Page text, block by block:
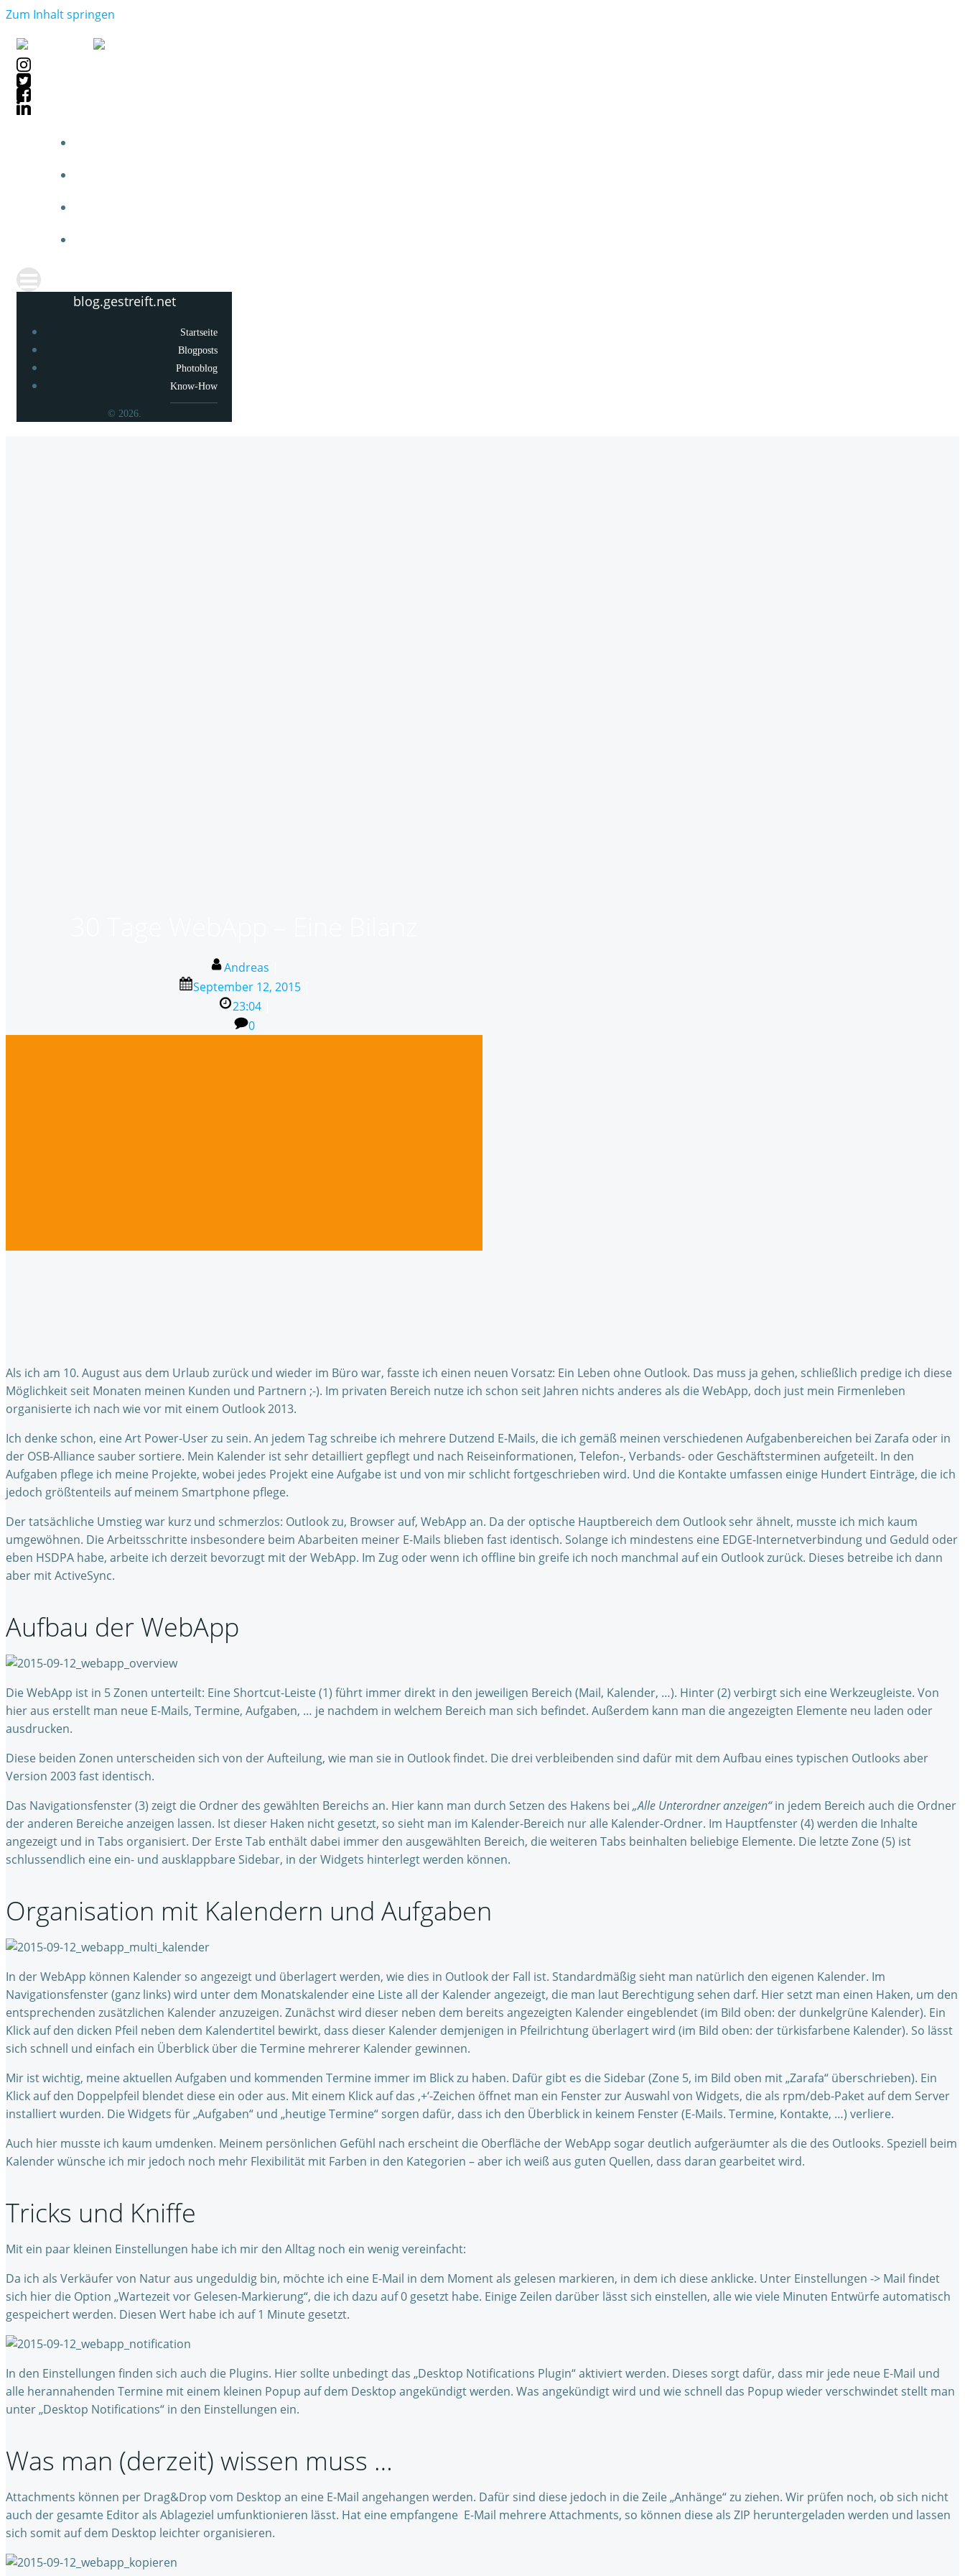
Zum Inhalt springen
blog.gestreift.net
Startseite
Blogposts
Photoblog
Know-How
© 2026.
Andreas
September 12, 2015
23:04
0
Als ich am 10. August aus dem Urlaub zurück und wieder im Büro war, fasste ich einen neuen Vorsatz: Ein Leben ohne Outlook. Das muss ja gehen, schließlich predige ich diese
Möglichkeit seit Monaten meinen Kunden und Partnern ;-). Im privaten Bereich nutze ich schon seit Jahren nichts anderes als die WebApp, doch just mein Firmenleben
organisierte ich nach wie vor mit einem Outlook 2013.
Ich denke schon, eine Art Power-User zu sein. An jedem Tag schreibe ich mehrere Dutzend E-Mails, die ich gemäß meinen verschiedenen Aufgabenbereichen bei Zarafa oder in
der OSB-Alliance sauber sortiere. Mein Kalender ist sehr detailliert gepflegt und nach Reiseinformationen, Telefon-, Verbands- oder Geschäftsterminen aufgeteilt. In den
Aufgaben pflege ich meine Projekte, wobei jedes Projekt eine Aufgabe ist und von mir schlicht fortgeschrieben wird. Und die Kontakte umfassen einige Hundert Einträge, die ich
jedoch größtenteils auf meinem Smartphone pflege.
Der tatsächliche Umstieg war kurz und schmerzlos: Outlook zu, Browser auf, WebApp an. Da der optische Hauptbereich dem Outlook sehr ähnelt, musste ich mich kaum
umgewöhnen. Die Arbeitsschritte insbesondere beim Abarbeiten meiner E-Mails blieben fast identisch. Solange ich mindestens eine EDGE-Internetverbindung und Geduld oder
eben HSDPA habe, arbeite ich derzeit bevorzugt mit der WebApp. Im Zug oder wenn ich offline bin greife ich noch manchmal auf ein Outlook zurück. Dieses betreibe ich dann
aber mit ActiveSync.
Aufbau der WebApp
Die WebApp ist in 5 Zonen unterteilt: Eine Shortcut-Leiste (1) führt immer direkt in den jeweiligen Bereich (Mail, Kalender, …). Hinter (2) verbirgt sich eine Werkzeugleiste. Von
hier aus erstellt man neue E-Mails, Termine, Aufgaben, … je nachdem in welchem Bereich man sich befindet. Außerdem kann man die angezeigten Elemente neu laden oder
ausdrucken.
Diese beiden Zonen unterscheiden sich von der Aufteilung, wie man sie in Outlook findet. Die drei verbleibenden sind dafür mit dem Aufbau eines typischen Outlooks aber
Version 2003 fast identisch.
Das Navigationsfenster (3) zeigt die Ordner des gewählten Bereichs an. Hier kann man durch Setzen des Hakens bei „Alle Unterordner anzeigen“in jedem Bereich auch die Ordner
der anderen Bereiche anzeigen lassen. Ist dieser Haken nicht gesetzt, so sieht man im Kalender-Bereich nur alle Kalender-Ordner. Im Hauptfenster (4) werden die Inhalte
angezeigt und in Tabs organisiert. Der Erste Tab enthält dabei immer den ausgewählten Bereich, die weiteren Tabs beinhalten beliebige Elemente. Die letzte Zone (5) ist
schlussendlich eine ein- und ausklappbare Sidebar, in der Widgets hinterlegt werden können.
Organisation mit Kalendern und Aufgaben
In der WebApp können Kalender so angezeigt und überlagert werden, wie dies in Outlook der Fall ist. Standardmäßig sieht man natürlich den eigenen Kalender. Im
Navigationsfenster (ganz links) wird unter dem Monatskalender eine Liste all der Kalender angezeigt, die man laut Berechtigung sehen darf. Hier setzt man einen Haken, um den
entsprechenden zusätzlichen Kalender anzuzeigen. Zunächst wird dieser neben dem bereits angezeigten Kalender eingeblendet (im Bild oben: der dunkelgrüne Kalender). Ein
Klick auf den dicken Pfeil neben dem Kalendertitel bewirkt, dass dieser Kalender demjenigen in Pfeilrichtung überlagert wird (im Bild oben: der türkisfarbene Kalender). So lässt
sich schnell und einfach ein Überblick über die Termine mehrerer Kalender gewinnen.
Mir ist wichtig, meine aktuellen Aufgaben und kommenden Termine immer im Blick zu haben. Dafür gibt es die Sidebar (Zone 5, im Bild oben mit „Zarafa“ überschrieben). Ein
Klick auf den Doppelpfeil blendet diese ein oder aus. Mit einem Klick auf das ‚+‘-Zeichen öffnet man ein Fenster zur Auswahl von Widgets, die als rpm/deb-Paket auf dem Server
installiert wurden. Die Widgets für „Aufgaben“ und „heutige Termine“ sorgen dafür, dass ich den Überblick in keinem Fenster (E-Mails. Termine, Kontakte, …) verliere.
Auch hier musste ich kaum umdenken. Meinem persönlichen Gefühl nach erscheint die Oberfläche der WebApp sogar deutlich aufgeräumter als die des Outlooks. Speziell beim
Kalender wünsche ich mir jedoch noch mehr Flexibilität mit Farben in den Kategorien – aber ich weiß aus guten Quellen, dass daran gearbeitet wird.
Tricks und Kniffe
Mit ein paar kleinen Einstellungen habe ich mir den Alltag noch ein wenig vereinfacht:
Da ich als Verkäufer von Natur aus ungeduldig bin, möchte ich eine E-Mail in dem Moment als gelesen markieren, in dem ich diese anklicke. Unter Einstellungen -> Mail findet
sich hier die Option „Wartezeit vor Gelesen-Markierung“, die ich dazu auf 0 gesetzt habe. Einige Zeilen darüber lässt sich einstellen, alle wie viele Minuten Entwürfe automatisch
gespeichert werden. Diesen Wert habe ich auf 1 Minute gesetzt.
In den Einstellungen finden sich auch die Plugins. Hier sollte unbedingt das „Desktop Notifications Plugin“ aktiviert werden. Dieses sorgt dafür, dass mir jede neue E-Mail und
alle herannahenden Termine mit einem kleinen Popup auf dem Desktop angekündigt werden. Was angekündigt wird und wie schnell das Popup wieder verschwindet stellt man
unter „Desktop Notifications“ in den Einstellungen ein.
Was man (derzeit) wissen muss …
Attachments können per Drag&Drop vom Desktop an eine E-Mail angehangen werden. Dafür sind diese jedoch in die Zeile „Anhänge“ zu ziehen. Wir prüfen noch, ob sich nicht
auch der gesamte Editor als Ablageziel umfunktionieren lässt. Hat eine empfangene E-Mail mehrere Attachments, so können diese als ZIP heruntergeladen werden und lassen
sich somit auf dem Desktop leichter organisieren.